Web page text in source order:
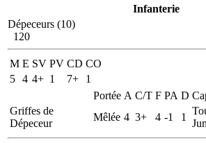
Infanterie
Dépeceurs (10)
120
M E SV PV CD CO
5 4 4+ 1 7+
1
Portée A C/T F PA D
Griffes de
Dépeceur
Mêlée 4 3+ 4 -1 1